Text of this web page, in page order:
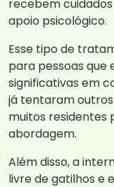
recebem
apoio psicológico.
Esse tipo de
para pessoas que
significativas em
já tentaram outros
muitos residentes
abordagem.
Além disso, a
livre de gatilhos e